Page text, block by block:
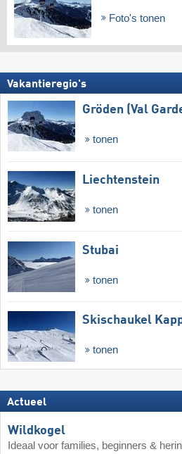
Foto's tonen
Vakantieregio's
Gröden (Val
tonen
Liechtenstein
tonen
Stubai
tonen
Skischaukel
tonen
Actueel
Wildkogel
Ideaal voor families, beginners &